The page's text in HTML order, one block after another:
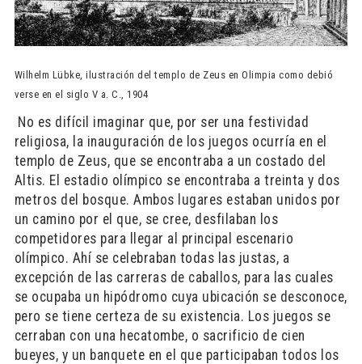
Wilhelm Lübke, ilustración del templo de Zeus en Olimpia como debió
verse en el siglo V a. C., 1904
​ No es difícil imaginar que, por ser una festividad
religiosa, la inauguración de los juegos ocurría en el
templo de Zeus, que se encontraba a un costado del
Altis. El estadio olímpico se encontraba a treinta y dos
metros del bosque. Ambos lugares estaban unidos por
un camino por el que, se cree, desfilaban los
competidores para llegar al principal escenario
olímpico. Ahí se celebraban todas las justas, a
excepción de las carreras de caballos, para las cuales
se ocupaba un hipódromo cuya ubicación se desconoce,
pero se tiene certeza de su existencia. Los juegos se
cerraban con una hecatombe, o sacrificio de cien
bueyes, y un banquete en el que participaban todos los